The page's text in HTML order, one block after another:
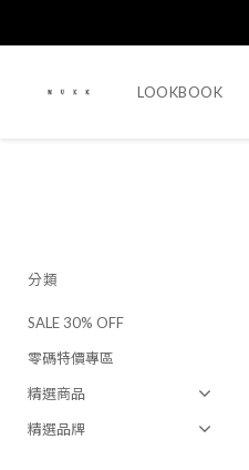
LOOKBOOK
分類
SALE 30% OFF
零碼特價專區
精選商品
精選品牌